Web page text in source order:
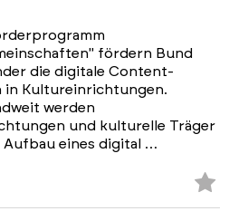
fördern Bund
die digitale Content-
in Kultureinrichtungen.
werden
und kulturelle Träger
Aufbau eines digital …